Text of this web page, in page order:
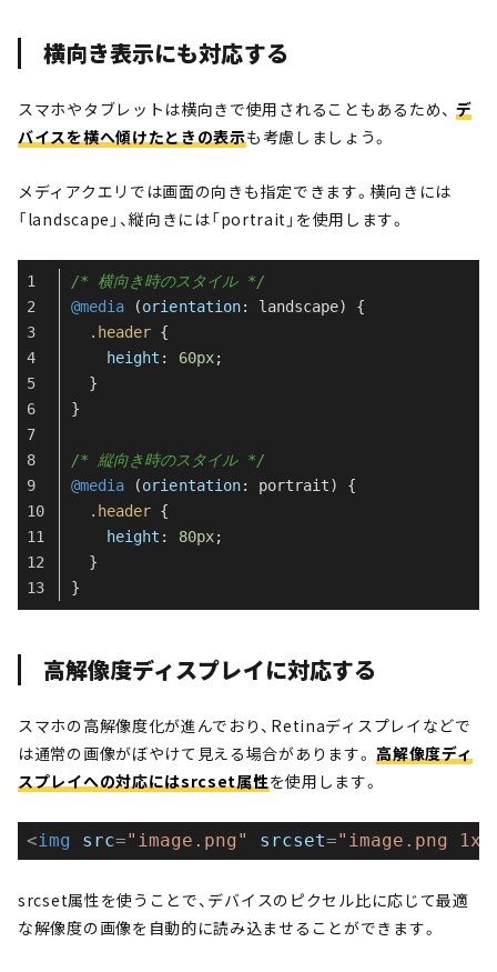
横向き表示にも対応する
スマホやタブレットは横向きで使用されることもあるため、 デ
バイスを横へ傾けたときの表示も考慮しましょう。
メディアクエリでは画面の向きも指定できます。横向きには
「landscape」、縦向きには「portrait」を使用します。
/* 横向き時のスタイル */
@media (orientation: landscape) {
.header {
height : 60px;
  }
}
/* 縦向き時のスタイル */
@media (orientation: portrait) {
.header {
height : 80px;
  }
}
高解像度ディスプレイに対応する
スマホの高解像度化が進んでおり、Retinaディスプレイなどで
は通常の画像がぼやけて見える場合があります。高解像度ディ
スプレイへの対応にはsrcset属性を使用します。
<img src="image.png" srcset="image.png 1x,
srcset属性を使うことで、デバイスのピクセル比に応じて最適
な解像度の画像を自動的に読み込ませることができます。